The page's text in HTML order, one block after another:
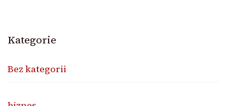
Kategorie
Bez kategorii